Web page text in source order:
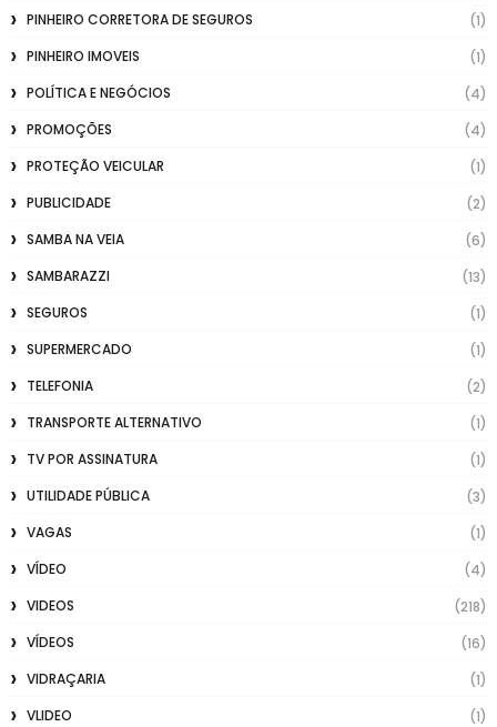
PINHEIRO CORRETORA DE SEGUROS
(1)
PINHEIRO IMOVEIS
(1)
POLÍTICA E NEGÓCIOS
(4)
PROMOÇÕES
(4)
PROTEÇÃO VEICULAR
(1)
PUBLICIDADE
(2)
SAMBA NA VEIA
(6)
SAMBARAZZI
(13)
SEGUROS
(1)
SUPERMERCADO
(1)
TELEFONIA
(2)
TRANSPORTE ALTERNATIVO
(1)
TV POR ASSINATURA
(1)
UTILIDADE PÚBLICA
(3)
VAGAS
(1)
VÍDEO
(4)
VIDEOS
(218)
VÍDEOS
(16)
VIDRAÇARIA
(1)
VLIDEO
(1)